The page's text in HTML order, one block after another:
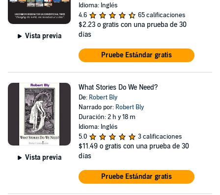
Vista previa
Idioma: Inglés
4.6
65 calificaciones
$2.23 o gratis con una prueba de 30
días
Pruebe Estándar gratis
Vista previa
What Stories Do We Need?
De: Robert Bly
Narrado por: Robert Bly
Duración: 2 h y 18 m
Idioma: Inglés
5.0
3 calificaciones
$11.49 o gratis con una prueba de 30
días
Pruebe Estándar gratis